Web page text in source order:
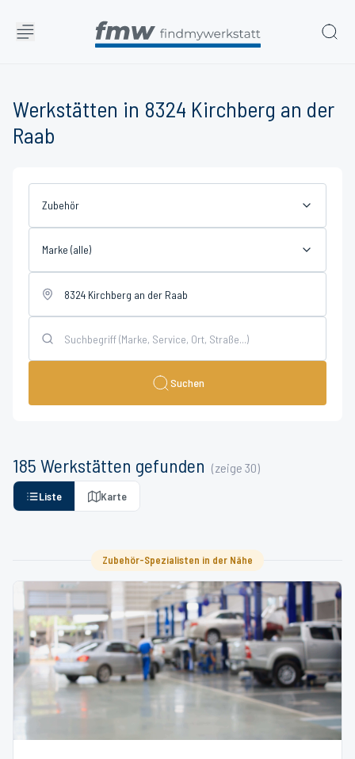
Werkstätten in 8324 Kirchberg an der
Raab
Zubehör
Marke (alle)
Suchen
185 Werkstätten gefunden (zeige 30)
Liste Karte
Zubehör-Spezialisten in der Nähe